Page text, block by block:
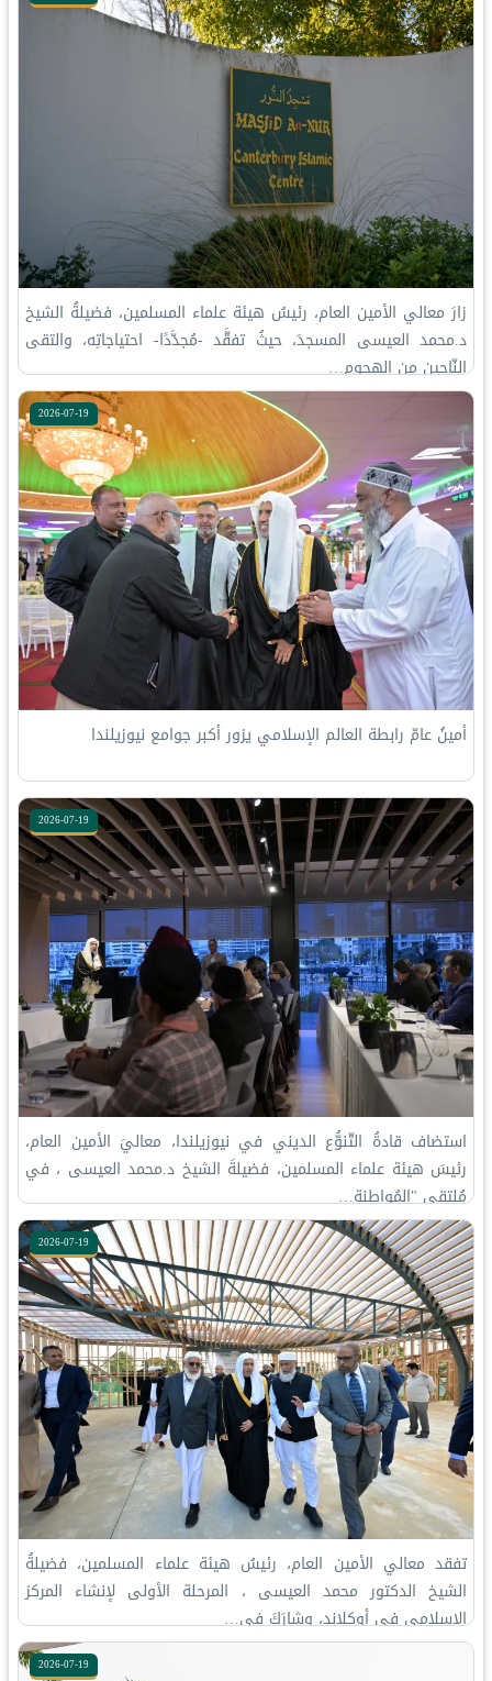
زارَ معالي الأمين العام، رئيسُ هيئة علماء المسلمين، فضيلةُ الشيخ
د.⁧‫محمد العيسى‬⁩‬⁩ المسجدَ، حيثُ تفقَّد -مُجدَّدًا- احتياجاتِه، والتقى
النّاجِين مِن الهجوم…
2026-07-19
أمينُ عامّ رابطة العالم الإسلامي يزور أكبر جوامع نيوزيلندا
2026-07-19
استضاف قادةُ التّنوُّع الديني في نيوزيلندا، معاليَ الأمين العام،
رئيسَ هيئة علماء المسلمين، فضيلةَ الشيخ د.⁧‫محمد العيسى‬⁩ ‬⁩، في
مُلتقى "المُواطنة…
2026-07-19
‏تفقد معالي الأمين العام، رئيسُ هيئة علماء المسلمين، فضيلةُ
الشيخ الدكتور محمد العيسى‬⁩ ‬⁩، المرحلة الأولى لإنشاء المركز
الإسلامي في أوكلاند، وشارَكَ في…
2026-07-19